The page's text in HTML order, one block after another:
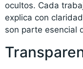
ocultos. Cada
explica con
son parte esencial